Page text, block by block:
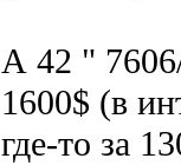
А 42 "
1600$ (в
где-то за